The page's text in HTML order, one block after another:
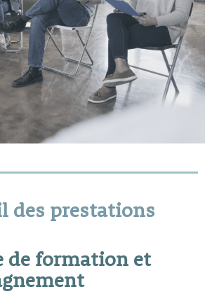
des prestations
de formation et